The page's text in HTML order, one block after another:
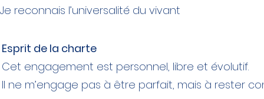
Je reconnais l’universalité du vivant
Esprit de la charte
Cet engagement est personnel, libre et évolutif.
Il ne m’engage pas à être parfait, mais à rester